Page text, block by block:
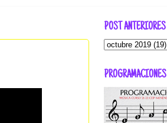
POST ANTERIORES
PROGRAMACIONES